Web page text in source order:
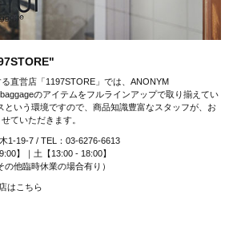
直営店「1197STORE」では、ANONYM
のアイテムをフルラインアップで取り揃えてい
という環境ですので、商品知識豊富なスタッフが、お
ていただきます。
1-19-7 / TEL：03-6276-6613
】｜土【13:00 - 18:00】
他臨時休業の場合有り）
はこちら